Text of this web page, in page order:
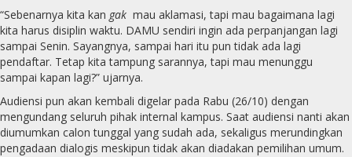
“Sebenarnya kita kan gak mau aklamasi, tapi mau bagaimana lagi
kita harus disiplin waktu. DAMU sendiri ingin ada perpanjangan lagi
sampai Senin. Sayangnya, sampai hari itu pun tidak ada lagi
pendaftar. Tetap kita tampung sarannya, tapi mau menunggu
sampai kapan lagi?” ujarnya.
Audiensi pun akan kembali digelar pada Rabu (26/10) dengan
mengundang seluruh pihak internal kampus. Saat audiensi nanti akan
diumumkan calon tunggal yang sudah ada, sekaligus merundingkan
pengadaan dialogis meskipun tidak akan diadakan pemilihan umum.